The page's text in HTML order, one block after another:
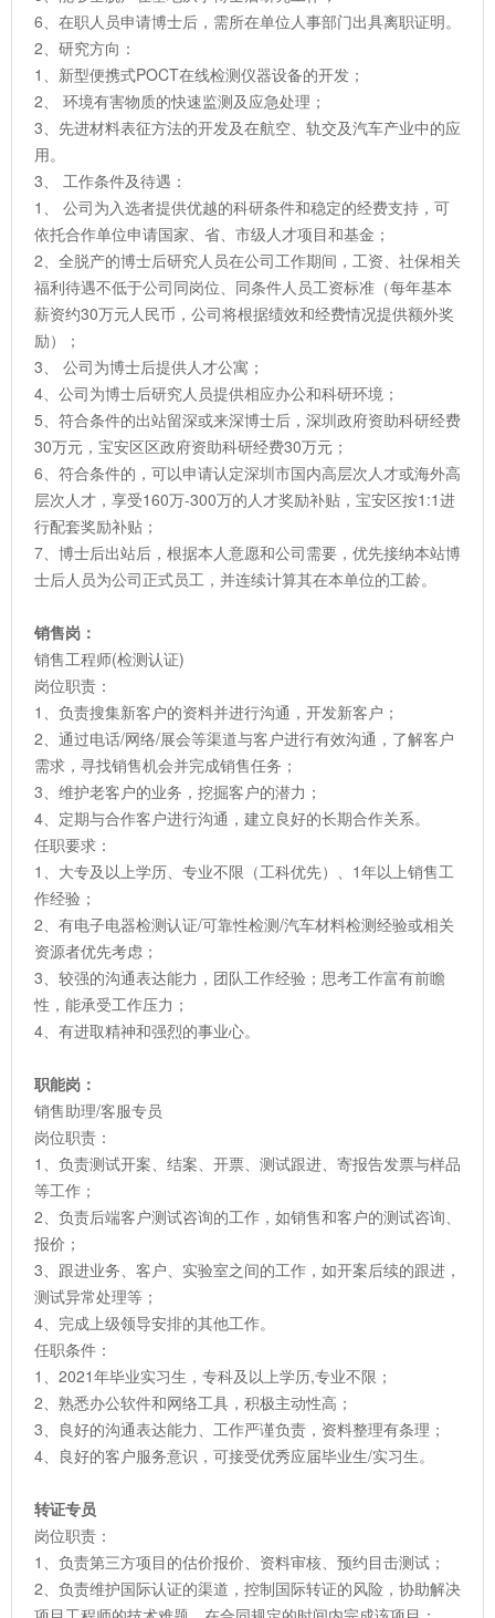
6、在职人员申请博士后，需所在单位人事部门出具离职证明。
2、研究方向：
1、新型便携式POCT在线检测仪器设备的开发；
2、 环境有害物质的快速监测及应急处理；
3、先进材料表征方法的开发及在航空、轨交及汽车产业中的应
用。
3、 工作条件及待遇：
1、 公司为入选者提供优越的科研条件和稳定的经费支持，可
依托合作单位申请国家、省、市级人才项目和基金；
2、全脱产的博士后研究人员在公司工作期间，工资、社保相关
福利待遇不低于公司同岗位、同条件人员工资标准（每年基本
薪资约30万元人民币，公司将根据绩效和经费情况提供额外奖
励）；
3、 公司为博士后提供人才公寓；
4、公司为博士后研究人员提供相应办公和科研环境；
5、符合条件的出站留深或来深博士后，深圳政府资助科研经费
30万元，宝安区区政府资助科研经费30万元；
6、符合条件的，可以申请认定深圳市国内高层次人才或海外高
层次人才，享受160万-300万的人才奖励补贴，宝安区按1:1进
行配套奖励补贴；
7、博士后出站后，根据本人意愿和公司需要，优先接纳本站博
士后人员为公司正式员工，并连续计算其在本单位的工龄。
销售岗：
销售工程师(检测认证)
岗位职责：
1、负责搜集新客户的资料并进行沟通，开发新客户；
2、通过电话/网络/展会等渠道与客户进行有效沟通，了解客户
需求，寻找销售机会并完成销售任务；
3、维护老客户的业务，挖掘客户的潜力；
4、定期与合作客户进行沟通，建立良好的长期合作关系。
任职要求：
1、大专及以上学历、专业不限（工科优先）、1年以上销售工
作经验；
2、有电子电器检测认证/可靠性检测/汽车材料检测经验或相关
资源者优先考虑；
3、较强的沟通表达能力，团队工作经验；思考工作富有前瞻
性，能承受工作压力；
4、有进取精神和强烈的事业心。
职能岗：
销售助理/客服专员
岗位职责：
1、负责测试开案、结案、开票、测试跟进、寄报告发票与样品
等工作；
2、负责后端客户测试咨询的工作，如销售和客户的测试咨询、
报价；
3、跟进业务、客户、实验室之间的工作，如开案后续的跟进，
测试异常处理等；
4、完成上级领导安排的其他工作。
任职条件：
1、2021年毕业实习生，专科及以上学历,专业不限；
2、熟悉办公软件和网络工具，积极主动性高；
3、良好的沟通表达能力、工作严谨负责，资料整理有条理；
4、良好的客户服务意识，可接受优秀应届毕业生/实习生。
转证专员
岗位职责：
1、负责第三方项目的估价报价、资料审核、预约目击测试；
2、负责维护国际认证的渠道，控制国际转证的风险，协助解决